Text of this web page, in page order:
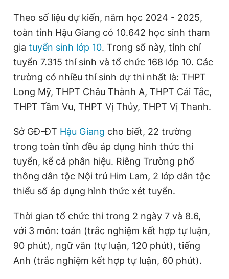
Theo số liệu dự kiến, năm học 2024 - 2025,
toàn tỉnh Hậu Giang có 10.642 học sinh tham
gia tuyển sinh lớp 10. Trong số này, tỉnh chỉ
tuyển 7.315 thí sinh và tổ chức 168 lớp 10. Các
trường có nhiều thí sinh dự thi nhất là: THPT
Long Mỹ, THPT Châu Thành A, THPT Cái Tắc,
THPT Tầm Vu, THPT Vị Thủy, THPT Vị Thanh.
Sở GĐ-ĐT Hậu Giang cho biết, 22 trường
trong toàn tỉnh đều áp dụng hình thức thi
tuyển, kể cả phân hiệu. Riêng Trường phổ
thông dân tộc Nội trú Him Lam, 2 lớp dân tộc
thiểu số áp dụng hình thức xét tuyển.
Thời gian tổ chức thi trong 2 ngày 7 và 8.6,
với 3 môn: toán (trắc nghiệm kết hợp tự luận,
90 phút), ngữ văn (tự luận, 120 phút), tiếng
Anh (trắc nghiệm kết hợp tự luận, 60 phút).